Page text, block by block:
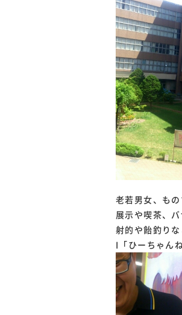
老若男女、もの
展示や喫茶、バ
射的や飴釣り
I「ひーちゃん